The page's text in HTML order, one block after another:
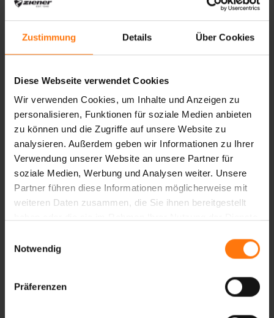
Zustimmung Details Über Cookies
Diese Webseite verwendet Cookies
Wir verwenden Cookies, um Inhalte und Anzeigen zu
personalisieren, Funktionen für soziale Medien anbieten
zu können und die Zugriffe auf unsere Website zu
analysieren. Außerdem geben wir Informationen zu Ihrer
Verwendung unserer Website an unsere Partner für
soziale Medien, Werbung und Analysen weiter. Unsere
Partner führen diese Informationen möglicherweise mit
weiteren Daten zusammen, die Sie ihnen bereitgestellt
Notwendig
Präferenzen
Hosenträger halten an sportlichen Skitagen
die Skihose an Ort und Stelle.
ALLE PRODUKTE ANZEIGEN